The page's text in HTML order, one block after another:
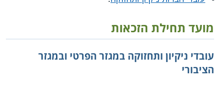
מועד תחילת הזכאות
עובדי ניקיון ותחזוקה במגזר הפרטי ובמגזר
הציבורי